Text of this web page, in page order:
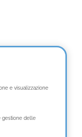
e visualizzazione
gestione delle